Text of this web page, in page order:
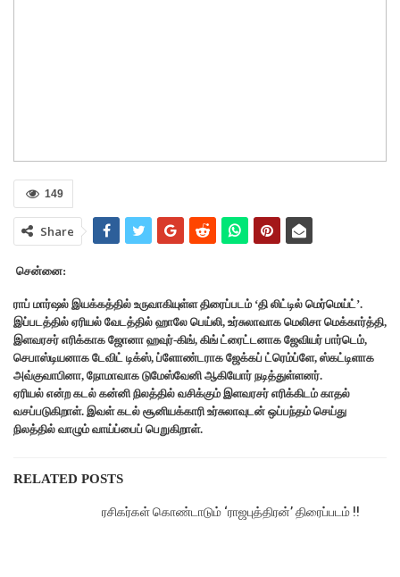
149
Share
சென்னை:
ராப் மார்ஷல் இயக்கத்தில் உருவாகியுள்ள திரைப்படம் ‘தி லிட்டில் மெர்மெய்ட்’.
இப்படத்தில் ஏரியல் வேடத்தில் ஹாலே பெய்லி, உர்சுலாவாக மெலிசா மெக்கார்த்தி,
இளவரசர் எரிக்காக ஜோனா ஹவுர்-கிங், கிங் ட்ரைட்டனாக ஜேவியர் பார்டெம்,
செபாஸ்டியனாக டேவிட் டிக்ஸ், ப்ளோண்டராக ஜேக்கப் ட்ரெம்ப்ளே, ஸ்கட்டிளாக
அவ்குவாபினா, நோமாவாக டுமேஸ்வேனி ஆகியோர் நடித்துள்ளனர்.
ஏரியல் என்ற கடல் கன்னி நிலத்தில் வசிக்கும் இளவரசர் எரிக்கிடம் காதல்
வசப்படுகிறாள். இவள் கடல் சூனியக்காரி உர்சுலாவுடன் ஒப்பந்தம் செய்து
நிலத்தில் வாழும் வாய்ப்பைப் பெறுகிறாள்.
RELATED POSTS
ரசிகர்கள் கொண்டாடும் ‘ராஜபுத்திரன்’ திரைப்படம் !!